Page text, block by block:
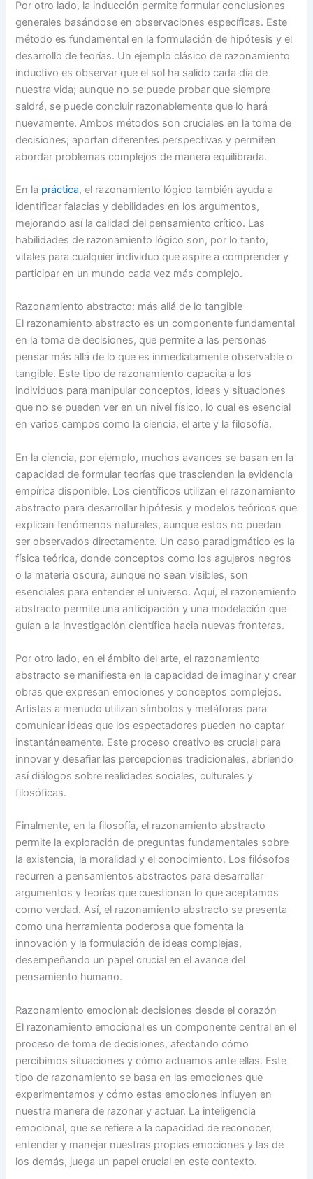
Por otro lado, la inducción permite formular conclusiones
generales basándose en observaciones específicas. Este
método es fundamental en la formulación de hipótesis y el
desarrollo de teorías. Un ejemplo clásico de razonamiento
inductivo es observar que el sol ha salido cada día de
nuestra vida; aunque no se puede probar que siempre
saldrá, se puede concluir razonablemente que lo hará
nuevamente. Ambos métodos son cruciales en la toma de
decisiones; aportan diferentes perspectivas y permiten
abordar problemas complejos de manera equilibrada.
En la práctica, el razonamiento lógico también ayuda a
identificar falacias y debilidades en los argumentos,
mejorando así la calidad del pensamiento crítico. Las
habilidades de razonamiento lógico son, por lo tanto,
vitales para cualquier individuo que aspire a comprender y
participar en un mundo cada vez más complejo.
Razonamiento abstracto: más allá de lo tangible
El razonamiento abstracto es un componente fundamental
en la toma de decisiones, que permite a las personas
pensar más allá de lo que es inmediatamente observable o
tangible. Este tipo de razonamiento capacita a los
individuos para manipular conceptos, ideas y situaciones
que no se pueden ver en un nivel físico, lo cual es esencial
en varios campos como la ciencia, el arte y la filosofía.
En la ciencia, por ejemplo, muchos avances se basan en la
capacidad de formular teorías que trascienden la evidencia
empírica disponible. Los científicos utilizan el razonamiento
abstracto para desarrollar hipótesis y modelos teóricos que
explican fenómenos naturales, aunque estos no puedan
ser observados directamente. Un caso paradigmático es la
física teórica, donde conceptos como los agujeros negros
o la materia oscura, aunque no sean visibles, son
esenciales para entender el universo. Aquí, el razonamiento
abstracto permite una anticipación y una modelación que
guían a la investigación científica hacia nuevas fronteras.
Por otro lado, en el ámbito del arte, el razonamiento
abstracto se manifiesta en la capacidad de imaginar y crear
obras que expresan emociones y conceptos complejos.
Artistas a menudo utilizan símbolos y metáforas para
comunicar ideas que los espectadores pueden no captar
instantáneamente. Este proceso creativo es crucial para
innovar y desafiar las percepciones tradicionales, abriendo
así diálogos sobre realidades sociales, culturales y
filosóficas.
Finalmente, en la filosofía, el razonamiento abstracto
permite la exploración de preguntas fundamentales sobre
la existencia, la moralidad y el conocimiento. Los filósofos
recurren a pensamientos abstractos para desarrollar
argumentos y teorías que cuestionan lo que aceptamos
como verdad. Así, el razonamiento abstracto se presenta
como una herramienta poderosa que fomenta la
innovación y la formulación de ideas complejas,
desempeñando un papel crucial en el avance del
pensamiento humano.
Razonamiento emocional: decisiones desde el corazón
El razonamiento emocional es un componente central en el
proceso de toma de decisiones, afectando cómo
percibimos situaciones y cómo actuamos ante ellas. Este
tipo de razonamiento se basa en las emociones que
experimentamos y cómo estas emociones influyen en
nuestra manera de razonar y actuar. La inteligencia
emocional, que se refiere a la capacidad de reconocer,
entender y manejar nuestras propias emociones y las de
los demás, juega un papel crucial en este contexto.